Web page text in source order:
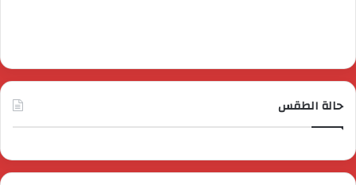
حالة الطقس